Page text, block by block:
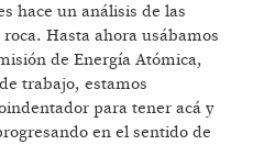
hace un análisis de las
Hasta ahora usábamos
de Energía Atómica,
trabajo, estamos
para tener acá y
en el sentido de